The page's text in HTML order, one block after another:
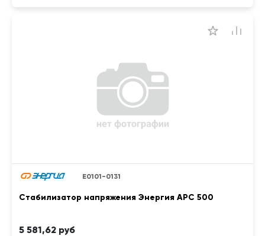
Е0101-0131
Стабилизатор напряжения Энергия APC 500
5 581,62 руб